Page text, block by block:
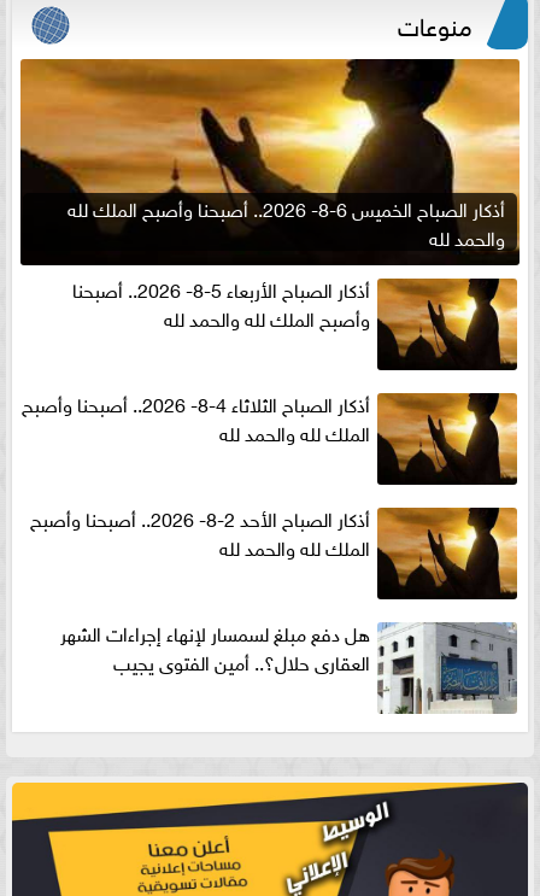
منوعات
أذكار الصباح الخميس 6-8- 2026.. أصبحنا وأصبح الملك لله
والحمد لله
أذكار الصباح الأربعاء 5-8- 2026.. أصبحنا
وأصبح الملك لله والحمد لله
أذكار الصباح الثلاثاء 4-8- 2026.. أصبحنا وأصبح
الملك لله والحمد لله
أذكار الصباح الأحد 2-8- 2026.. أصبحنا وأصبح
الملك لله والحمد لله
هل دفع مبلغ لسمسار لإنهاء إجراءات الشهر
العقارى حلال؟.. أمين الفتوى يجيب